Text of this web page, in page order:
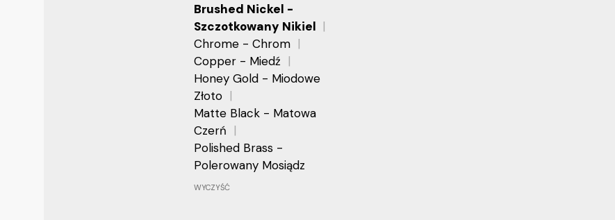
Brushed Nickel -
Szczotkowany Nikiel
Chrome - Chrom
Copper - Miedź
Honey Gold - Miodowe
Złoto
Matte Black - Matowa
Czerń
Polished Brass -
Polerowany Mosiądz
WYCZYŚĆ